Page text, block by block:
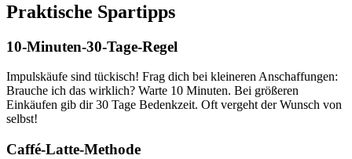
Praktische Spartipps
10-Minuten-30-Tage-Regel
Impulskäufe sind tückisch! Frag dich bei kleineren Anschaffungen:
Brauche ich das wirklich? Warte 10 Minuten. Bei größeren
Einkäufen gib dir 30 Tage Bedenkzeit. Oft vergeht der Wunsch von
selbst!
Caffé-Latte-Methode